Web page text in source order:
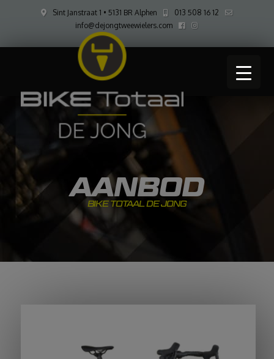
Sint Janstraat 1 • 5131 BR Alphen
013 508 16 12
info@dejongtweewielers.com
AANBOD
BIKE TOTAAL DE JONG